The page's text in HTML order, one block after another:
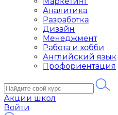
Аналитика
Разработка
Дизайн
Менеджмент
Работа и хобби
Английский язык
Профориентация
Акции школ
Войти